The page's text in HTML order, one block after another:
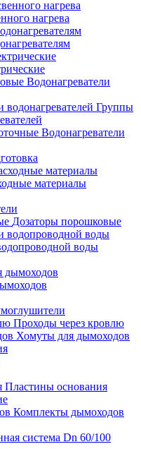
нагрева
Водонагреватели
Группы
Водонагреватели
материалы
Дозаторы порошковые
воды
Проходы через кровлю
Хомуты для дымоходов
Пластины основания
Комплекты дымоходов
Dn 60/100